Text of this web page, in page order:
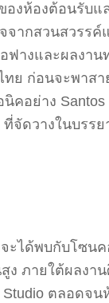
องห้องต้อนรับแ
จากสวนสวรรค์
ฟางและผลงาน
ทย ก่อนจะพาส
คอย่าง Santos
ที่จัดวางในบรร
ะได้พบกับโซนค
ง ภายใต้ผลงา
ตลอดจน